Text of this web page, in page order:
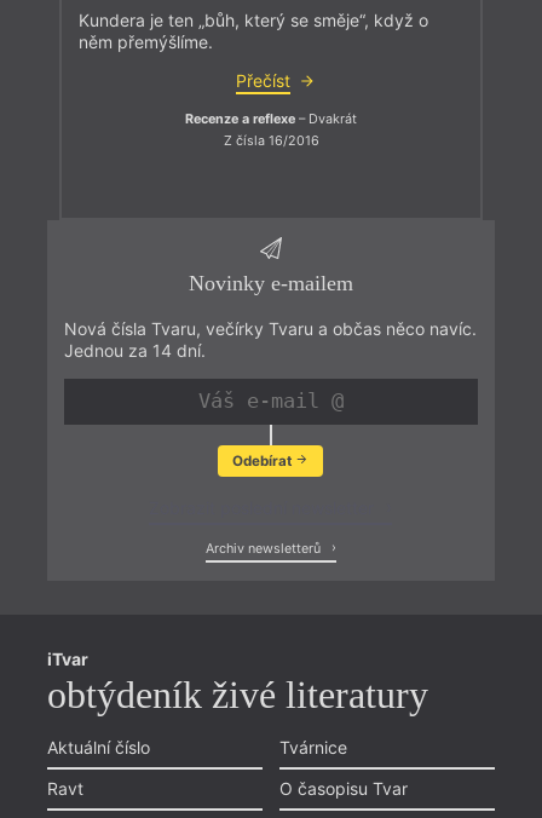
Kundera je ten „bůh, který se směje“, když o
něm přemýšlíme.
Přečíst
Recenze a reflexe – Dvakrát
Z čísla 16/2016
Novinky e-mailem
Nová čísla Tvaru, večírky Tvaru a občas něco navíc.
Jednou za 14 dní.
Odebírat
Archiv newsletterů
iTvar
obtýdeník živé literatury
Aktuální číslo
Ravt
Tvárnice
O časopisu Tvar